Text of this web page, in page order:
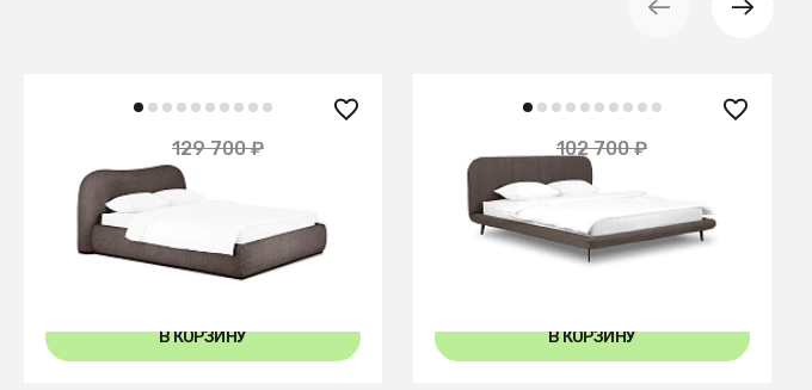
129 700 ₽
Кровать Patti без подъемного
механизма
В КОРЗИНУ
97 000 ₽ 102 700 ₽
Кровать Amsterdam 1800
В КОРЗИНУ